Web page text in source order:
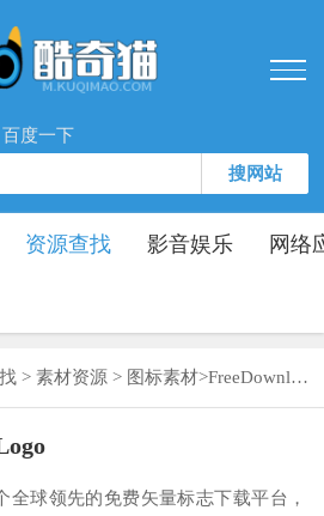
百度一下
搜网站
资源查找 影音娱乐 网络
> 素材资源 > 图标素材>FreeDownloadLogo
全球领先的免费矢量标志下载平台，